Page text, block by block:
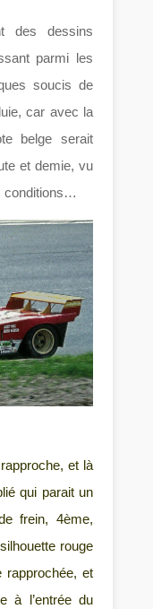
des dessins
parmi les
soucis de
car avec la
belge serait
et demie, vu
conditions…
et là
qui parait un
frein, 4ème,
rouge
rapprochée, et
à l’entrée du